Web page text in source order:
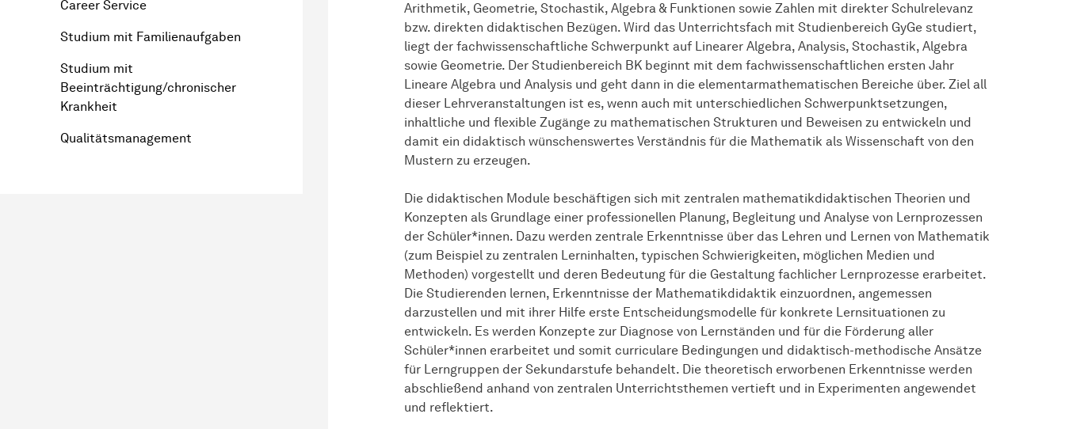
Career Service
Studium mit Familienaufgaben
Studium mit
Beeinträchtigung/chronischer
Krankheit
Qualitätsmanagement
Arithmetik, Geometrie, Stochastik, Algebra & Funktionen sowie Zahlen mit direkter Schulrelevanz
bzw. direkten didaktischen Bezügen. Wird das Unterrichtsfach mit Studienbereich GyGe studiert,
liegt der fachwissenschaftliche Schwerpunkt auf Linearer Algebra, Analysis, Stochastik, Algebra
sowie Geometrie. Der Studienbereich BK beginnt mit dem fachwissenschaftlichen ersten Jahr
Lineare Algebra und Analysis und geht dann in die elementarmathematischen Bereiche über. Ziel all
dieser Lehrveranstaltungen ist es, wenn auch mit unterschiedlichen Schwerpunktsetzungen,
inhaltliche und flexible Zugänge zu mathematischen Strukturen und Beweisen zu entwickeln und
damit ein didaktisch wünschenswertes Verständnis für die Mathematik als Wissenschaft von den
Mustern zu erzeugen.
Die didaktischen Module beschäftigen sich mit zentralen mathematikdidaktischen Theorien und
Konzepten als Grundlage einer professionellen Planung, Begleitung und Analyse von Lernprozessen
der Schüler*innen. Dazu werden zentrale Erkenntnisse über das Lehren und Lernen von Mathematik
(zum Beispiel zu zentralen Lerninhalten, typischen Schwierigkeiten, möglichen Medien und
Methoden) vorgestellt und deren Bedeutung für die Gestaltung fachlicher Lernprozesse erarbeitet.
Die Studierenden lernen, Erkenntnisse der Mathematikdidaktik einzuordnen, angemessen
darzustellen und mit ihrer Hilfe erste Entscheidungsmodelle für konkrete Lernsituationen zu
entwickeln. Es werden Konzepte zur Diagnose von Lernständen und für die Förderung aller
Schüler*innen erarbeitet und somit curriculare Bedingungen und didaktisch-methodische Ansätze
für Lerngruppen der Sekundarstufe behandelt. Die theoretisch erworbenen Erkenntnisse werden
abschließend anhand von zentralen Unterrichtsthemen vertieft und in Experimenten angewendet
und reflektiert.